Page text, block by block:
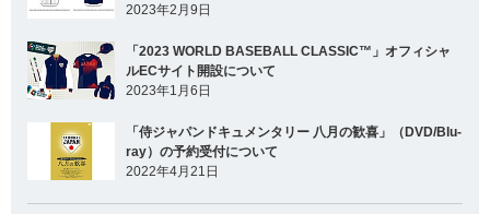
2023年2月9日
「2023 WORLD BASEBALL CLASSIC™」オフィシャ
ルECサイト開設について
2023年1月6日
「侍ジャパンドキュメンタリー 八月の歓喜」（DVD/Blu-
ray）の予約受付について
2022年4月21日